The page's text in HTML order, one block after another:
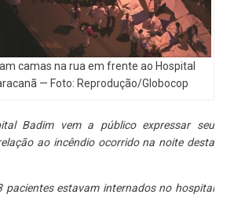
camas na rua em frente ao Hospital
— Foto: Reprodução/Globocop
Badim vem a público expressar seu
ao incêndio ocorrido na noite desta
pacientes estavam internados no hospital